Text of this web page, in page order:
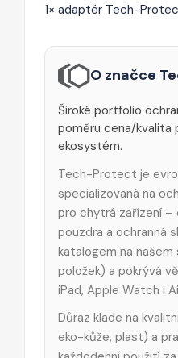
1× adaptér Tech-
O značce
Široké portfolio
poměru cena/kvalita
ekosystém.
Tech-Protect je
specializovaná na
pro chytrá zařízení –
pouzdra a ochranná
katalogem na
položek) a pokrývá
iPad, Apple Watch i
Důraz klade na
eko-kůže, plast) a